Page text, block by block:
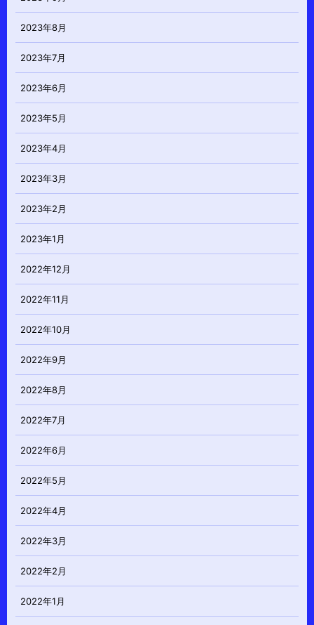
2023年8月
2023年7月
2023年6月
2023年5月
2023年4月
2023年3月
2023年2月
2023年1月
2022年12月
2022年11月
2022年10月
2022年9月
2022年8月
2022年7月
2022年6月
2022年5月
2022年4月
2022年3月
2022年2月
2022年1月